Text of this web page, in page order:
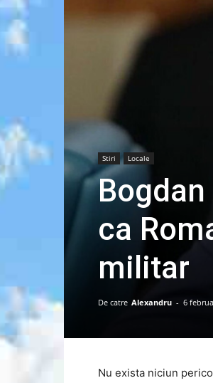
Stiri Locale
ca
militar
De catre Alexandru - 6
Nu exista niciun